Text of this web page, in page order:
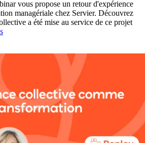
vous propose un retour d'expérience
managériale chez Servier. Découvrez
a été mise au service de ce projet